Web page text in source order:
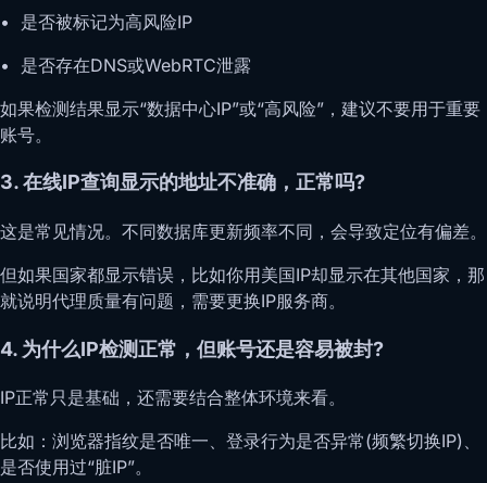
• 是否被标记为高风险IP
• 是否存在DNS或WebRTC泄露
如果检测结果显示“数据中心IP”或“高风险”，建议不要用于重要
账号。
3. 在线IP查询显示的地址不准确，正常吗?
这是常见情况。不同数据库更新频率不同，会导致定位有偏差。
但如果国家都显示错误，比如你用美国IP却显示在其他国家，那
就说明代理质量有问题，需要更换IP服务商。
4. 为什么IP检测正常，但账号还是容易被封?
IP正常只是基础，还需要结合整体环境来看。
比如：浏览器指纹是否唯一、登录行为是否异常(频繁切换IP)、
是否使用过“脏IP”。